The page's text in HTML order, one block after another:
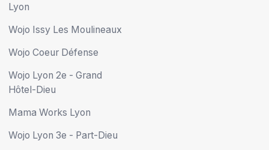
Lyon
Wojo Issy Les Moulineaux
Wojo Coeur Défense
Wojo Lyon 2e - Grand
Hôtel-Dieu
Mama Works Lyon
Wojo Lyon 3e - Part-Dieu